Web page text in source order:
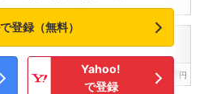
ンセンティブ賞与
決算賞与
???,??? 円 ???,??? 円
登録（無料）
Yahoo!
で登録